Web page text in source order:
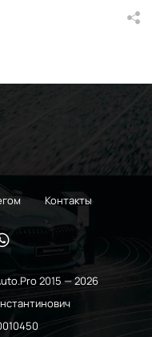
Контакты
2015 — 2026